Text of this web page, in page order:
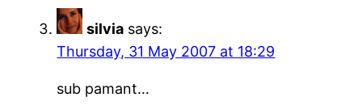
silvia says:
Thursday, 31 May 2007 at 18:29
sub pamant…